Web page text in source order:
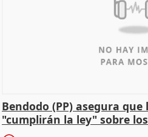
Bendodo (PP) asegura que
"cumplirán la ley" sobre